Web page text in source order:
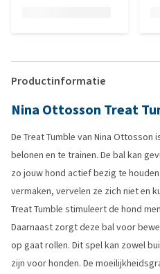
Productinformatie
Nina Ottosson Treat
De Treat Tumble van Nina Ottosson
belonen en te trainen. De bal kan
zo jouw hond actief bezig te
vermaken, vervelen ze zich niet en
Treat Tumble stimuleert de hond
Daarnaast zorgt deze bal voor
op gaat rollen. Dit spel kan zowel
zijn voor honden. De